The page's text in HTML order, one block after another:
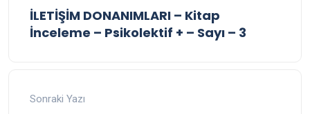
İLETİŞİM DONANIMLARI – Kitap
İnceleme – Psikolektif + – Sayı – 3
Sonraki Yazı